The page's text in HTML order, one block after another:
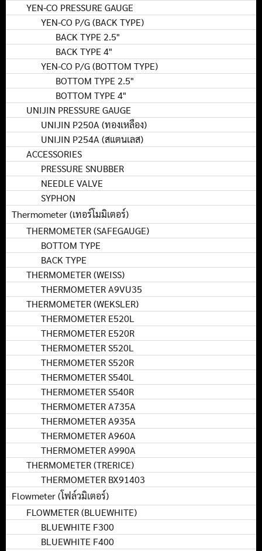
YEN-CO PRESSURE GAUGE
YEN-CO P/G (BACK TYPE)
BACK TYPE 2.5"
BACK TYPE 4"
YEN-CO P/G (BOTTOM TYPE)
BOTTOM TYPE 2.5"
BOTTOM TYPE 4"
UNIJIN PRESSURE GAUGE
UNIJIN P250A (ทองเหลือง)
UNIJIN P254A (สแตนเลส)
ACCESSORIES
PRESSURE SNUBBER
NEEDLE VALVE
SYPHON
Thermometer (เทอร์โมมิเตอร์)
THERMOMETER (SAFEGAUGE)
BOTTOM TYPE
BACK TYPE
THERMOMETER (WEISS)
THERMOMETER A9VU35
THERMOMETER (WEKSLER)
THERMOMETER E520L
THERMOMETER E520R
THERMOMETER S520L
THERMOMETER S520R
THERMOMETER S540L
THERMOMETER S540R
THERMOMETER A735A
THERMOMETER A935A
THERMOMETER A960A
THERMOMETER A990A
THERMOMETER (TRERICE)
THERMOMETER BX91403
Flowmeter (โฟล์วมิเตอร์)
FLOWMETER (BLUEWHITE)
BLUEWHITE F300
BLUEWHITE F400